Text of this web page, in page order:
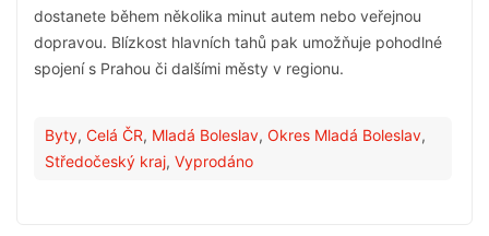
dostanete během několika minut autem nebo veřejnou
dopravou. Blízkost hlavních tahů pak umožňuje pohodlné
spojení s Prahou či dalšími městy v regionu.
Byty, Celá ČR, Mladá Boleslav, Okres Mladá Boleslav,
Středočeský kraj, Vyprodáno